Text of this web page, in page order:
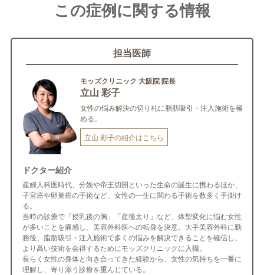
この症例に関する情報
担当医師
モッズクリニック 大阪院 院長
立山 彩子
女性の悩み解決の切り札に脂肪吸引・注入施術を極
める。
立山 彩子の紹介はこちら
ドクター紹介
産婦人科医時代、分娩や帝王切開といった生命の誕生に携わるほか、
子宮癌や卵巣癌の手術など、女性の一生に関わる手術を数多く手掛け
る。
当時の診療で「授乳後の胸」「産後太り」など、体型変化に悩む女性
が多いことを痛感し、美容外科医への転身を決意。大手美容外科に勤
務後、脂肪吸引・注入施術で多くの悩みを解決できることを確信し、
より高い技術を会得するためにモッズクリニックに入職。
長らく女性の身体と向き合ってきた経験から、女性の気持ちを一番に
理解し、寄り添う診療を重んじている。